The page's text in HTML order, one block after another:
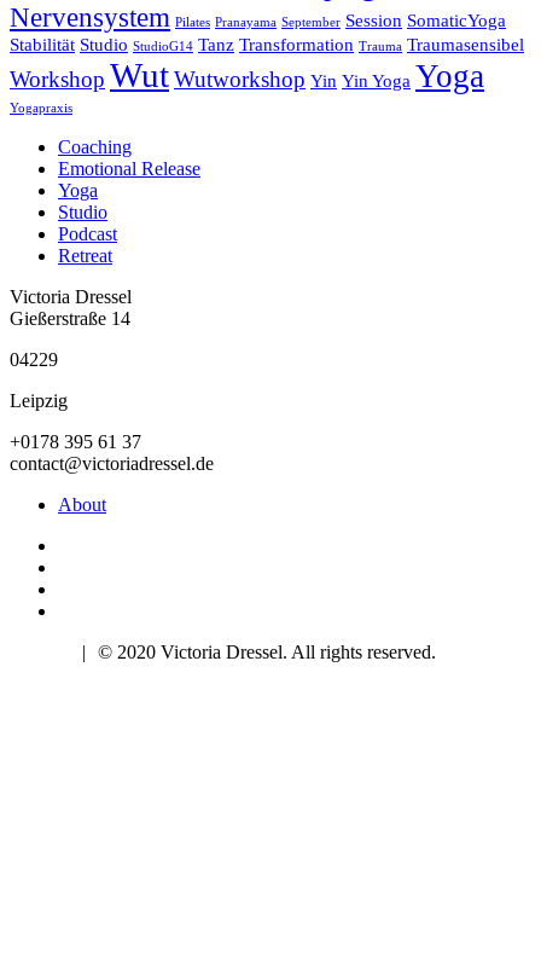
Nervensystem Pilates Pranayama September Session SomaticYoga
Stabilität Studio StudioG14 Tanz Transformation Trauma Traumasensibel
Workshop WutWutworkshop Yin Yin Yoga Yoga
Yogapraxis
Coaching
Emotional Release
Yoga
Studio
Podcast
Retreat
Victoria Dressel
Gießerstraße 14
04229
Leipzig
+0178 395 61 37
contact@victoriadressel.de
About
| © 2020 Victoria Dressel. All rights reserved.